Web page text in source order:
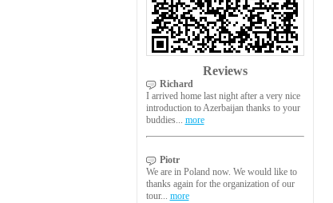
Reviews
Richard
I arrived home last night after a very nice
introduction to Azerbaijan thanks to your
buddies... more
Piotr
We are in Poland now. We would like to
thanks again for the organization of our
tour... more